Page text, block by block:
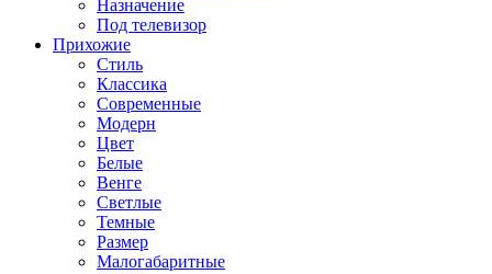
Назначение
Под телевизор
Прихожие
Стиль
Классика
Современные
Модерн
Цвет
Белые
Венге
Светлые
Темные
Размер
Малогабаритные